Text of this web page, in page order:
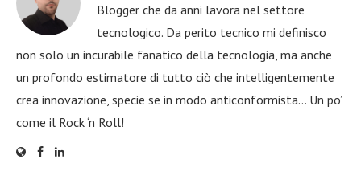
Blogger che da anni lavora nel settore
tecnologico. Da perito tecnico mi definisco
non solo un incurabile fanatico della tecnologia, ma anche
un profondo estimatore di tutto ciò che intelligentemente
crea innovazione, specie se in modo anticonformista… Un po’
come il Rock ‘n Roll!